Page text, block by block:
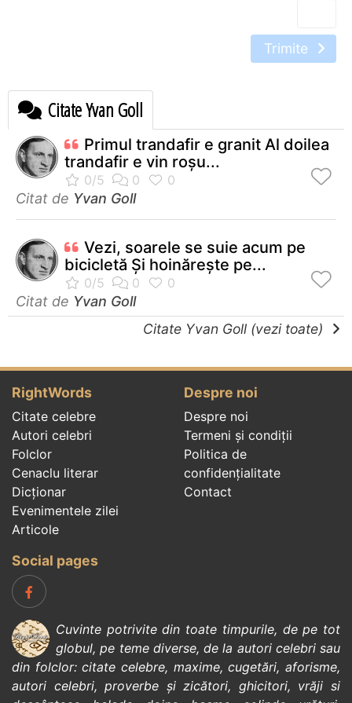
Trimite
Citate Yvan Goll
Primul trandafir e granit Al doilea
trandafir e vin roşu...
Citat de Yvan Goll
Vezi, soarele se suie acum pe
bicicletă Şi hoinăreşte pe...
Citat de Yvan Goll
Citate Yvan Goll (vezi toate)
RightWords
Citate celebre
Autori celebri
Folclor
Cenaclu literar
Dicționar
Evenimentele zilei
Articole
Despre noi
Despre noi
Termeni și condiții
Politica de
confidenţialitate
Contact
Social pages
Cuvinte potrivite din toate timpurile, de pe tot
globul, pe teme diverse, de la autori celebrisau
din folclor:citate celebre, maxime,cugetări,aforisme,
autori celebri,proverbe și zicători, ghicitori, vrăji si